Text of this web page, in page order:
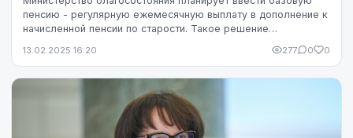
пенсию - регулярную ежемесячную выплату в дополнение к
начисленной пенсии по старости. Такое решение
13.02.2025 16:20 277 0 0